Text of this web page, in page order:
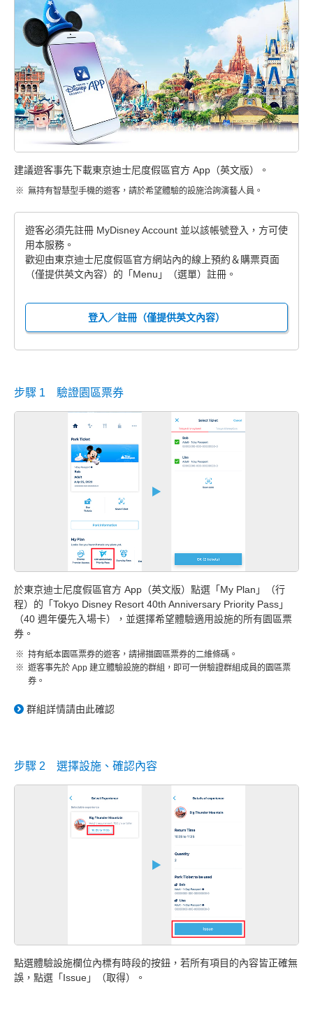
建議遊客事先下載東京迪士尼度假區官方 App（英文版）。
無持有智慧型手機的遊客，請於希望體驗的設施洽詢演藝人員。
遊客必須先註冊 MyDisney Account 並以該帳號登入，方可使
用本服務。
歡迎由東京迪士尼度假區官方網站內的線上預約＆購票頁面
（僅提供英文內容）的「Menu」（選單）註冊。
登入／註冊（僅提供英文內容）
步驟 1 驗證園區票券
於東京迪士尼度假區官方 App（英文版）點選「My Plan」（行
程）的「Tokyo Disney Resort 40th Anniversary Priority Pass」
（40 週年優先入場卡），並選擇希望體驗適用設施的所有園區票
券。
持有紙本園區票券的遊客，請掃描園區票券的二維條碼。
遊客事先於 App 建立體驗設施的群組，即可一併驗證群組成員的園區票
券。
群組詳情請由此確認
步驟 2 選擇設施、確認內容
點選體驗設施欄位內標有時段的按鈕，若所有項目的內容皆正確無
誤，點選「Issue」（取得）。